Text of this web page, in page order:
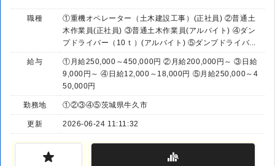
職種
①重機オペレーター（土木建設工事）(正社員) ②普通土
木作業員(正社員) ③普通土木作業員(アルバイト) ④ダン
プドライバー（10ｔ）(アルバイト) ⑤ダンプドライバ...
給与
①月給250,000～450,000円 ②月給200,000円～ ③日給
9,000円～ ④日給12,000～18,000円 ⑤月給250,000～4
50,000円
勤務地 ①②③④⑤茨城県牛久市
更新 2026-06-24 11:11:32